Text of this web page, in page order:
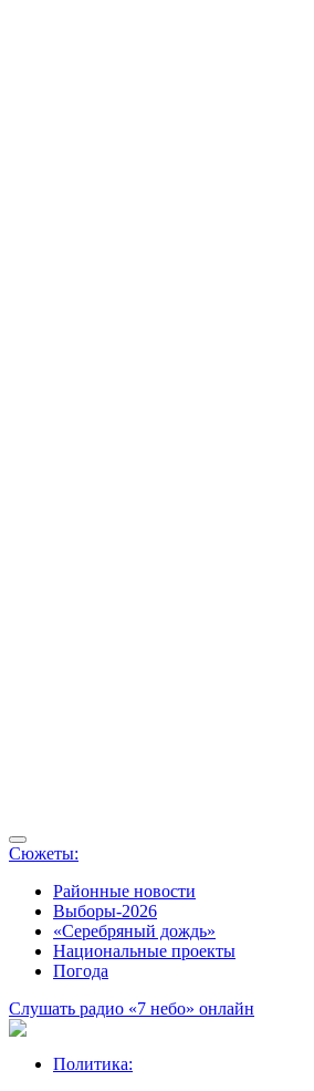
Сюжеты:
Районные новости
Выборы-2026
«Серебряный дождь»
Национальные проекты
Погода
Слушать радио «7 небо» онлайн
Политика: